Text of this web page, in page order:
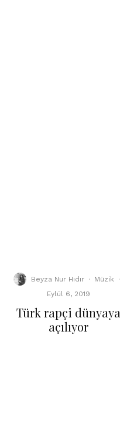
Beyza Nur Hıdır · Müzik
·
Eylül 6, 2019
Türk rapçi dünyaya
açılıyor